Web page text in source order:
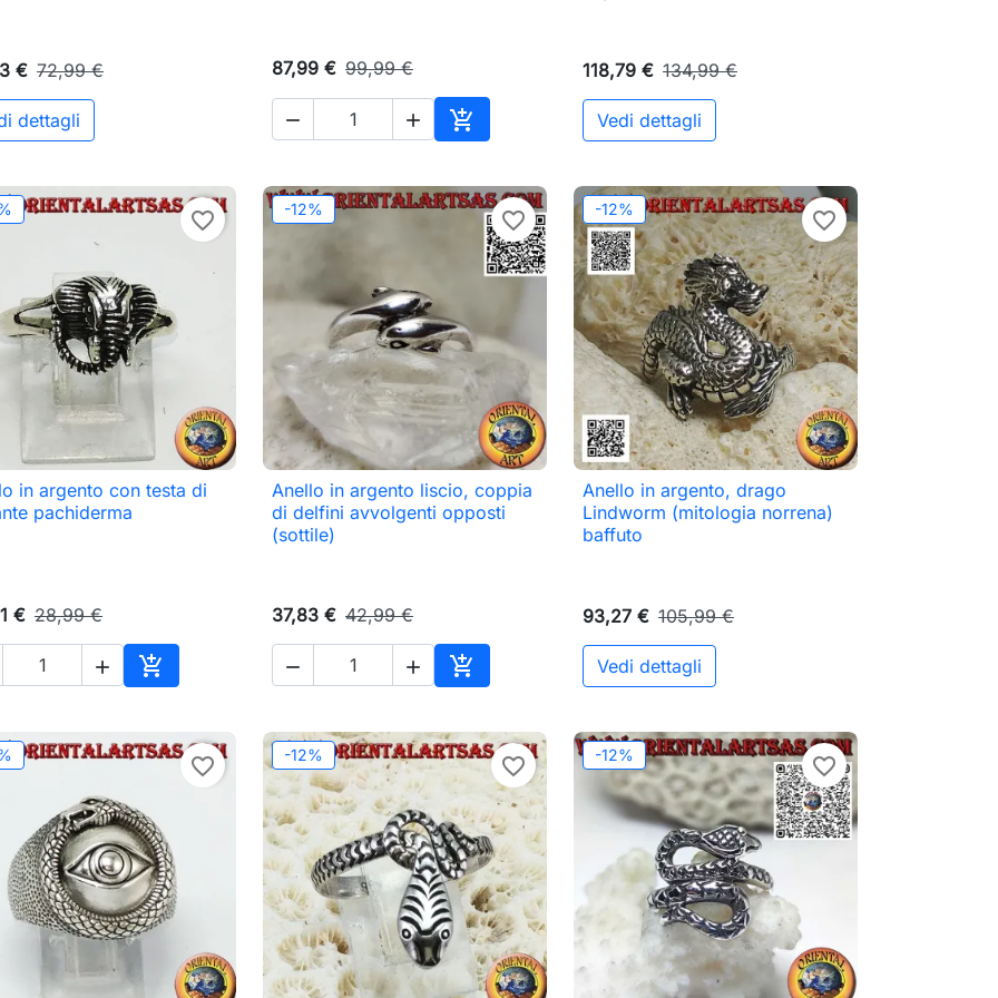
€ 72,99 €
dettagli
87,99 € 99,99 €
  
Aggiungi al carrello
118,79 € 134,99 €
Vedi dettagli
favorite_border
 Anteprima
in argento con testa di
pachiderma
€ 28,99 €
 
Aggiungi al carrello
-12% favorite_border
 Anteprima
Anello in argento liscio, coppia
di delfini avvolgenti opposti
(sottile)
37,83 € 42,99 €
  
Aggiungi al carrello
-12% favorite_border
 Anteprima
Anello in argento, drago
Lindworm (mitologia norrena)
baffuto
93,27 € 105,99 €
Vedi dettagli
favorite_border -12% favorite_border -12% favorite_border